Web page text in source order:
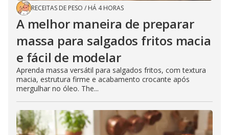
RECEITAS DE PESO / HÁ 4 HORAS
A melhor maneira de preparar
massa para salgados fritos macia
e fácil de modelar
Aprenda massa versátil para salgados fritos, com textura
macia, estrutura firme e acabamento crocante após
mergulhar no óleo. The...